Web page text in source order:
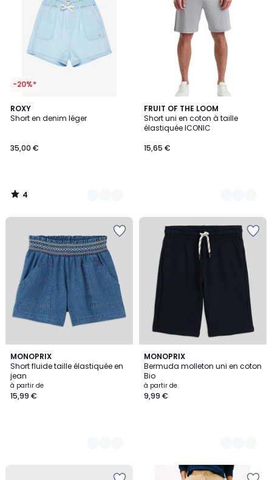
-20%*
ROXY
Short en denim léger
35,00 €
4
/
2
Couleurs
4
/
FRUIT OF THE LOOM
Short uni en coton à taille
élastiquée ICONIC
15,65 €
5
Couleurs
MONOPRIX
Short fluide taille élastiquée en
jean
à partir de
15,99 €
2
Couleurs
MONOPRIX
Bermuda molleton uni en coton
Bio
à partir de
9,99 €
4
Couleurs